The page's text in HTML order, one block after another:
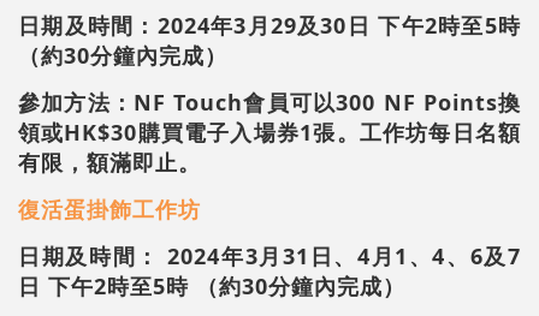
日期及時間： 2024年3月29及30日下午2時至5時
（約30分鐘內完成）
參加方法：NF Touch會員可以300 NF Points換
領或HK$30購買電子入場券1張。工作坊每日名額
有限，額滿即止。
復活蛋掛飾工作坊
日期及時間：2024年3月31日、4月1、4、6及7
日 下午2時至5時 （約30分鐘內完成）